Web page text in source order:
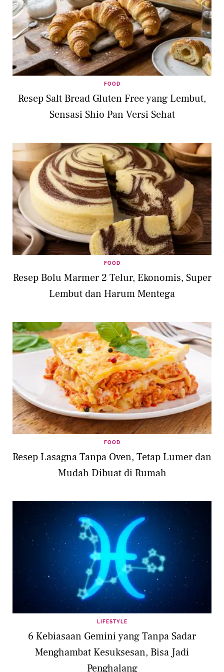
FOOD
Resep Salt Bread Gluten Free yang Lembut,
Sensasi Shio Pan Versi Sehat
FOOD
Resep Bolu Marmer 2 Telur, Ekonomis, Super
Lembut dan Harum Mentega
FOOD
Resep Lasagna Tanpa Oven, Tetap Lumer dan
Mudah Dibuat di Rumah
LIFESTYLE
6 Kebiasaan Gemini yang Tanpa Sadar
Menghambat Kesuksesan, Bisa Jadi
Penghalang